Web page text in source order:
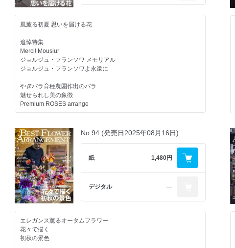
風薫る初夏 思いを届ける花
追悼特集
Merci! Mousiur
ジョルジュ・フランソワ メモリアル
ジョルジュ・フランソワよ永遠に
やぎバラ育種農園作出のバラ
魅せられし美の象徴
Premium ROSES arrange
Julian Tonnellier
フランス国家最優秀職人章
ジュリアン・トヌリエの花世界
日本から世界へ
初夏のアジサイでパリスタイル
Hortensia - オルタンシア
THAILAND
タイのラグジュアリー・リゾートに
学ぶ夏アレンジ
夏のクラフトフラワーブランド競演
No.94 (発売日2025年08月16日)
紙 1,480円
デジタル ―
エレガンス薫るオータムフラワー
花々で描く
初秋の景色